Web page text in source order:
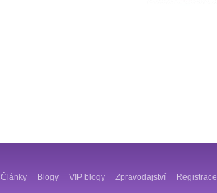
Články Blogy VIP blogy Zpravodajství Registrace